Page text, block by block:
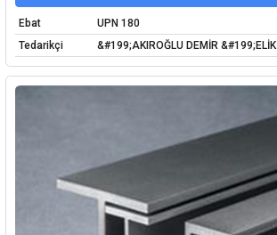
Ebat
UPN 180
Tedarikçi
&#199;AKIROĞLU DEMİR &#199;ELİK